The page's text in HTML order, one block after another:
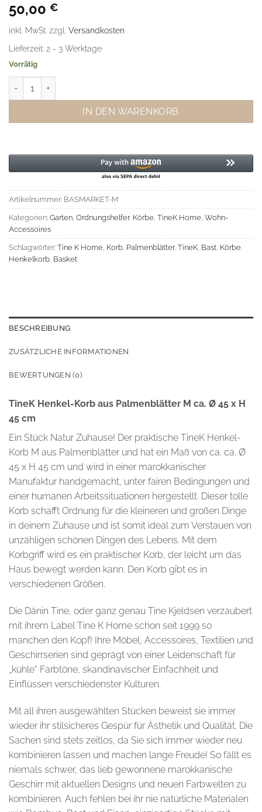
50,00 €
inkl. MwSt. zzgl. Versandkosten
Lieferzeit: 2 - 3 Werktage
Vorrätig
IN DEN WARENKORB
Artikelnummer: BASMARKET-M
Kategorien: Garten, Ordnungshelfer, Körbe, TineK Home, Wohn-
Accessoires
Schlagwörter: Tine K Home, Korb, Palmenblätter, TineK, Bast, Körbe,
Henkelkorb, Basket
BESCHREIBUNG
ZUSÄTZLICHE INFORMATIONEN
BEWERTUNGEN (0)
TineK Henkel-Korb aus Palmenblätter M ca. Ø 45 x H
45 cm
Ein Stück Natur Zuhause! Der praktische TineK Henkel-
Korb M aus Palmenblätter und hat ein Maß von ca. ca. Ø
45 x H 45 cm und wird in einer marokkanischer
Manufaktur handgemacht, unter fairen Bedingungen und
einer humanen Arbeitssituationen hergestellt. Dieser tolle
Korb schafft Ordnung für die kleineren und großen Dinge
in deinem Zuhause und ist somit ideal zum Verstauen von
unzähligen schönen Dingen des Lebens. Mit dem
Korbgriff wird es ein praktischer Korb, der leicht um das
Haus bewegt werden kann. Den Korb gibt es in
verschiedenen Größen.
Die Dänin Tine, oder ganz genau Tine Kjeldsen verzaubert
mit ihrem Label Tine K Home schon seit 1999 so
manchen den Kopf! Ihre Möbel, Accessoires, Textilien und
Geschirrserien sind geprägt von einer Leidenschaft für
„kühle“ Farbtöne, skandinavischer Einfachheit und
Einflüssen verschiedenster Kulturen.
Mit all ihren ausgewählten Stücken beweist sie immer
wieder ihr stilsicheres Gespür für Ästhetik und Qualität. Die
Sachen sind stets zeitlos, da Sie sich immer wieder neu
kombinieren lassen und machen lange Freude! So fällt es
niemals schwer, das lieb gewonnene marokkanische
Geschirr mit aktuellen Designs und neuen Farbwelten zu
kombinieren. Auch fehlen bei ihr nie natürliche Materialen